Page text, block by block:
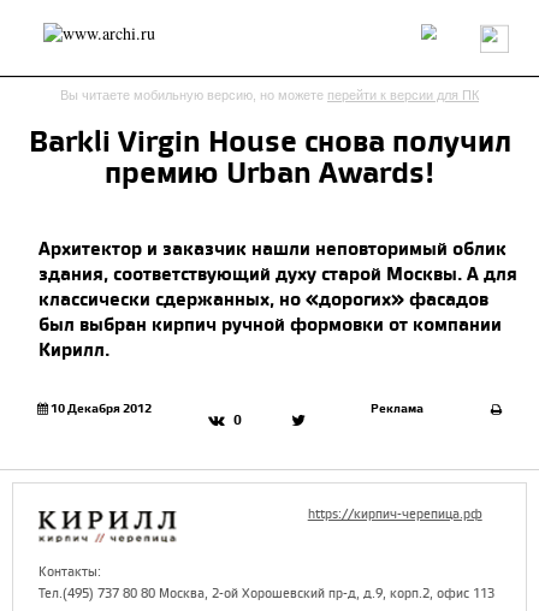
Россия Мир Технологии Интерьер Пресса
Архитекторы
send.project
Обзор
Объект
Результаты конкурса
Репортаж
Рецензия Архитектура
Выставка
Дизайн
Иностранцы в России
Интерьер
Книги
Вы читаете мобильную версию, но можете перейти к версии для ПК
Barkli Virgin House снова получил
премию Urban Awards!
Архитектор и заказчик нашли неповторимый облик
здания, соответствующий духу старой Москвы. А для
классически сдержанных, но «дорогих» фасадов
был выбран кирпич ручной формовки от компании
Кирилл.
10 Декабря 2012
0
Реклама
https://кирпич-черепица.рф
Контакты:
Тел.(495) 737 80 80 Москва, 2-ой Хорошевский пр-д, д.9, корп.2, офис 113